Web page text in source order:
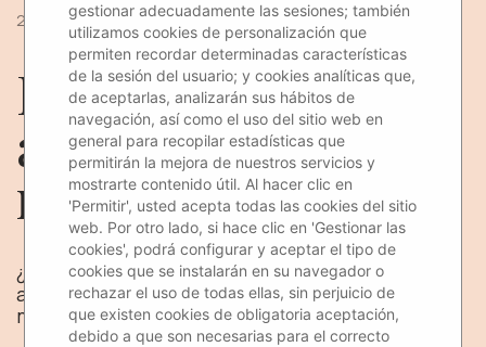
29 Jul 2019
Las ventajas de las
azafatas y el
marketing directo
¿Sabías que un buen equipo de azafatas y
azafatos puede ayudarte con tu campaña de
marketing? ¡Te lo contamos todo!
gestionar adecuadamente las sesiones; también
utilizamos cookies de personalización que
permiten recordar determinadas características
de la sesión del usuario; y cookies analíticas que,
de aceptarlas, analizarán sus hábitos de
navegación, así como el uso del sitio web en
general para recopilar estadísticas que
permitirán la mejora de nuestros servicios y
mostrarte contenido útil. Al hacer clic en
'Permitir', usted acepta todas las cookies del sitio
web. Por otro lado, si hace clic en 'Gestionar las
cookies', podrá configurar y aceptar el tipo de
cookies que se instalarán en su navegador o
rechazar el uso de todas ellas, sin perjuicio de
que existen cookies de obligatoria aceptación,
debido a que son necesarias para el correcto